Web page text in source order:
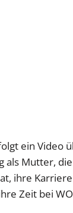
ein Video
als Mutter,
ihre
Zeit bei